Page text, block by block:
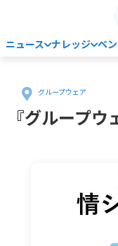
ニュース ナレッジ ベ
Home
グループウェア
『グループ